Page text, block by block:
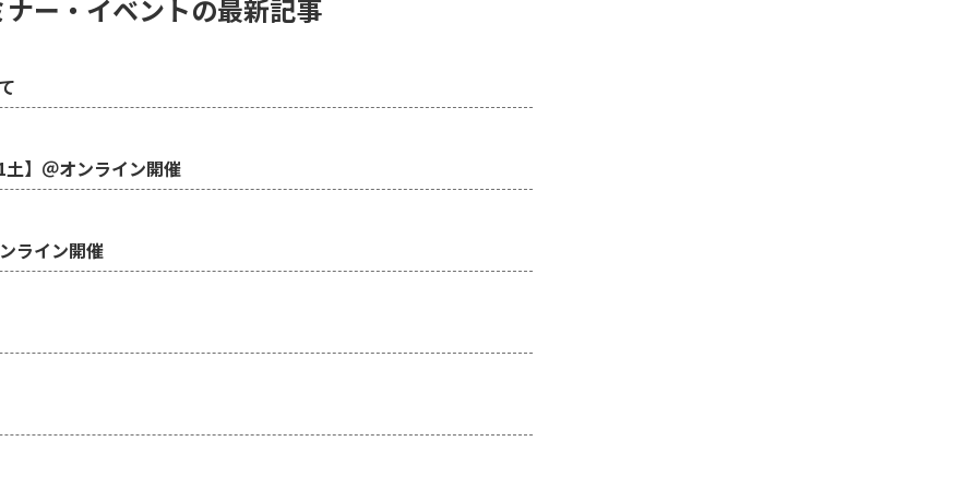
ー・イベントの最新記事
】＠オンライン開催
ライン開催